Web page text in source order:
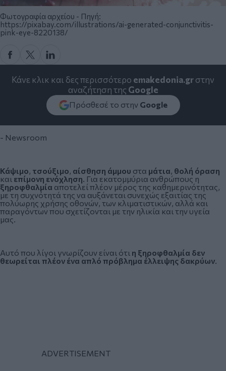
Φωτογραφία αρχείου - Πηγή:
https://pixabay.com/illustrations/ai-generated-conjunctivitis-
pink-eye-8220138/
Κάνε κλικ και δες περισσότερο emakedonia.grστην
αναζήτηση της Google
Πρόσθεσέ το στην Google
- Newsroom
Κάψιμο, τσούξιμο, αίσθηση άμμου στα μάτια, θολή όραση
καιεπίμονη ενόχληση. Για εκατομμύρια ανθρώπους η
ξηροφθαλμία αποτελεί πλέον μέρος της καθημερινότητας,
με τη συχνότητά της να αυξάνεται συνεχώς εξαιτίας της
πολύωρης χρήσης οθονών, των κλιματιστικών, αλλά και
παραγόντων που σχετίζονται με την ηλικία και την υγεία
μας.
Αυτό που λίγοι γνωρίζουν είναι ότι η ξηροφθαλμία δεν
θεωρείται πλέον ένα απλό πρόβλημα έλλειψης δακρύων.